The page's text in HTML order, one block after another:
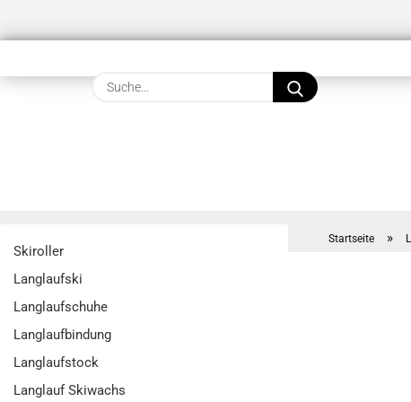
Suche...
Startseite »
Skiroller
Langlaufski
Langlaufschuhe
Langlaufbindung
Langlaufstock
Langlauf Skiwachs